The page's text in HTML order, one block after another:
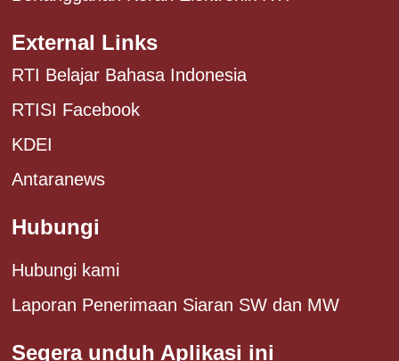
External Links
RTI Belajar Bahasa Indonesia
RTISI Facebook
KDEI
Antaranews
Hubungi
Hubungi kami
Laporan Penerimaan Siaran SW dan MW
Segera unduh Aplikasi ini